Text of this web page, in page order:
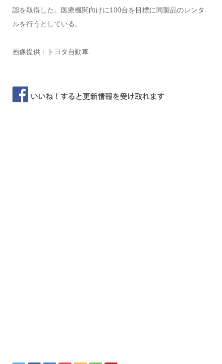
認を取得した。医療機関向けに100台を目標に同製品のレンタ
ルを行うとしている。
画像提供：トヨタ自動車